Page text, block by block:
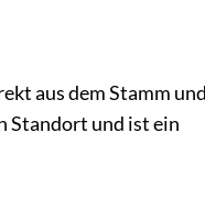
aus dem Stamm
Standort und ist ein